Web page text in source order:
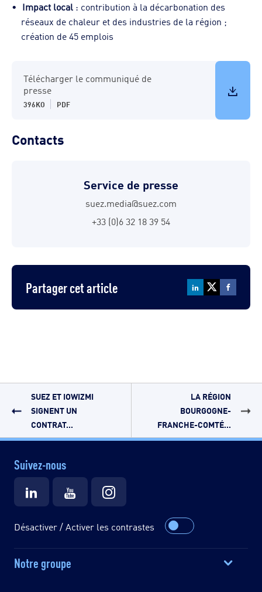
Impact local : contribution à la décarbonation des
réseaux de chaleur et des industries de la région ;
création de 45 emplois
Télécharger le communiqué de
presse
396KO PDF
Contacts
Service de presse
suez.media@suez.com
+33 (0)6 32 18 39 54
Partager cet article
SUEZ ET IOWIZMI
SIGNENT UN
CONTRAT...
LA RÉGION
BOURGOGNE-
FRANCHE-COMTÉ...
Suivez-nous
Désactiver / Activer les contrastes
Notre groupe